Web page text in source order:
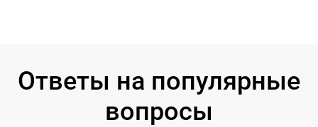
Ответы на популярные
вопросы